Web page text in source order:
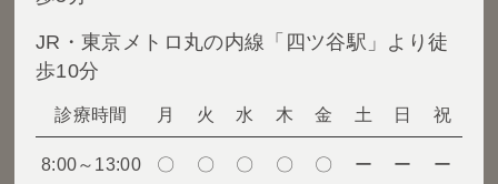
JR・東京メトロ丸の内線「四ツ谷駅」より徒
歩10分
診療時間 月 火 水 木 金 土 日 祝
8:00～13:00 〇 〇 〇 〇 〇 ー ー ー